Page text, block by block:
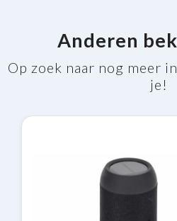
Anderen
Op zoek naar nog meer
je!